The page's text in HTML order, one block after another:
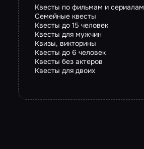
Квесты по фильмам и сериалам
Семейные квесты
Квесты до 15 человек
Квесты для мужчин
Квизы, викторины
Квесты до 6 человек
Квесты без актеров
Квесты для двоих